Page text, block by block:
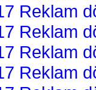
Reklam
Reklam
Reklam
Reklam